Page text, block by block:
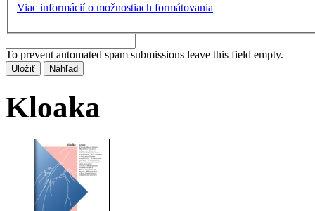
Viac informácií o možnostiach formátovania
To prevent automated spam submissions leave this field empty.
Kloaka